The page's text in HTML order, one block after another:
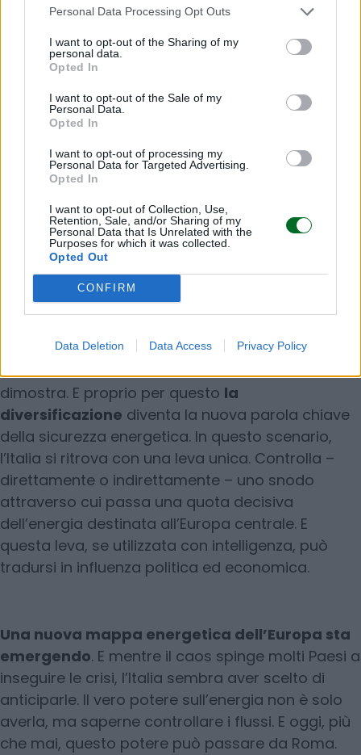
Personal Data Processing Opt Outs
I want to opt-out of the Sharing of my
personal data.
Opted In
I want to opt-out of the Sale of my
Personal Data.
Opted In
I want to opt-out of processing my
Personal Data for Targeted Advertising.
Opted In
I want to opt-out of Collection, Use,
Retention, Sale, and/or Sharing of my
Personal Data that Is Unrelated with the
Purposes for which it was collected.
Opted Out
CONFIRM
Data Deletion Data Access Privacy Policy
Un punto in cui convergono le forniture
oltre – e da cui queste vengono ridistribuite verso
il centro del continente.Le implicazioni
geopolitichesono enormi. Anche un alleato di
Trump come Meloni ha scelto di muoversi
autonomamente, senza attendere indicazioni da
dipendenza da un singolo fornitore è una
vulnerabilità sistemica. La crisi del Qatar lo
dimostra. E proprio per questo la
diversificazione diventa la nuova parola chiave
della sicurezza energetica. In questo scenario,
l’Italia si ritrova con una leva unica. Controlla –
direttamente o indirettamente – uno snodo
attraverso cui passa una quota decisiva
dell’energia destinata all’Europa centrale. E
questa leva, se utilizzata con intelligenza, può
tradursi in influenza politica ed economica.
Una nuova mappa energetica dell’Europa sta
emergendo. E mentre il caos spinge molti Paesi a
inseguire le crisi, l’Italia sembra aver scelto di
anticiparle. Il vero potere sull’energia non è solo
averla, ma saperne controllare i flussi. E oggi, più
che mai, questo potere può passare da Roma.